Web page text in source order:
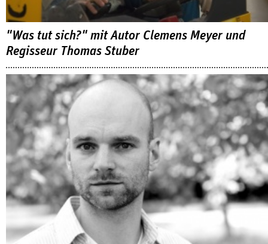
"Was tut sich?" mit Autor Clemens Meyer und
Regisseur Thomas Stuber